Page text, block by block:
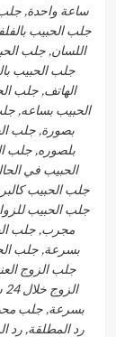
ساعة واحدة, جلب
جلب الحبيب
اللسان, جلب
جلب الحبيب
الهاتف, جلب
الحبيب بساعه,
بصورة, جلب
بلصوره, جلب
الحبيب في
جلب الحبيب
جلب الحبيب
مجرب, جلب
بسرعة, جلب
جلب الزوج
بسرعة, جلب
رد المطلقة, رد